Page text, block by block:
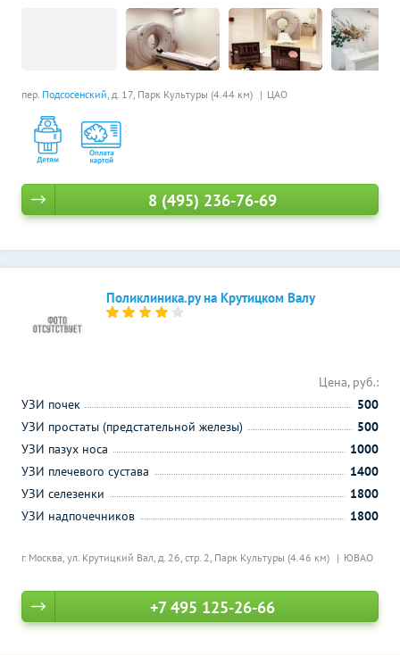
пер. Подсосенский, д. 17, Парк Культуры (4.44 км) ЦАО
8 (495) 236-76-69
Поликлиника.ру на Крутицком Валу
г. Москва, ул. Крутицкий Вал, д. 26, стр. 2, Парк Культуры (4.46 км) ЮВАО
Цена, руб.:
УЗИ почек
500
УЗИ простаты (предстательной железы)
500
УЗИ пазух носа
1000
УЗИ плечевого сустава
1400
УЗИ селезенки
1800
УЗИ надпочечников
1800
+7 495 125-26-66